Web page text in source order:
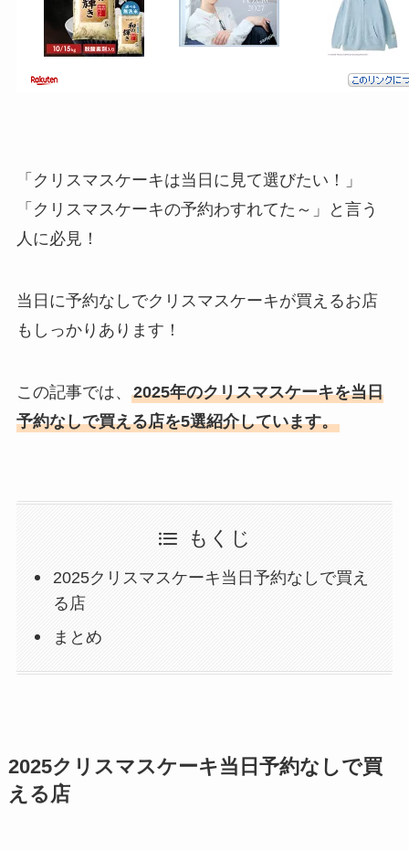
「クリスマスケーキは当日に見て選びたい！」
「クリスマスケーキの予約わすれてた～」と言う
人に必見！
当日に予約なしでクリスマスケーキが買えるお店
もしっかりあります！
この記事では、 2025年のクリスマスケーキを当日
予約なしで買える店を5選紹介しています。
もくじ
2025クリスマスケーキ当日予約なしで買え
る店
まとめ
2025クリスマスケーキ当日予約なしで買
える店